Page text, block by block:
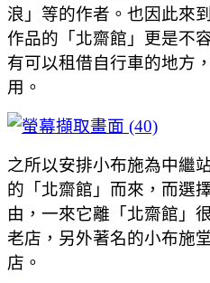
浪」等的作者。也因此來
作品的「北齋館」更是不
有可以租借自行車的地方
用。
之所以安排小布施為中繼
的「北齋館」而來，而選
由，一來它離「北齋館」
老店，另外著名的小布施
店。